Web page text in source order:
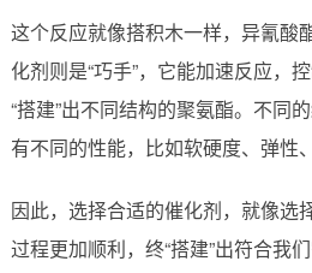
这个反应就像搭积木一样，异氰酸
化剂则是“巧手”，它能加速反应，
“搭建”出不同结构的聚氨酯。不同
有不同的性能，比如软硬度、弹性
因此，选择合适的催化剂，就像选
过程更加顺利，终“搭建”出符合我们